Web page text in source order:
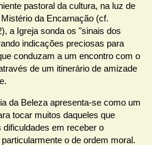
pastoral da cultura, na luz de
da Encarnação (cf.
a Igreja sonda os "sinais dos
indicações preciosas para
conduzam a um encontro com o
de um itinerário de amizade
da Beleza apresenta-se como um
tocar muitos daqueles que
em receber o
o de ordem moral.